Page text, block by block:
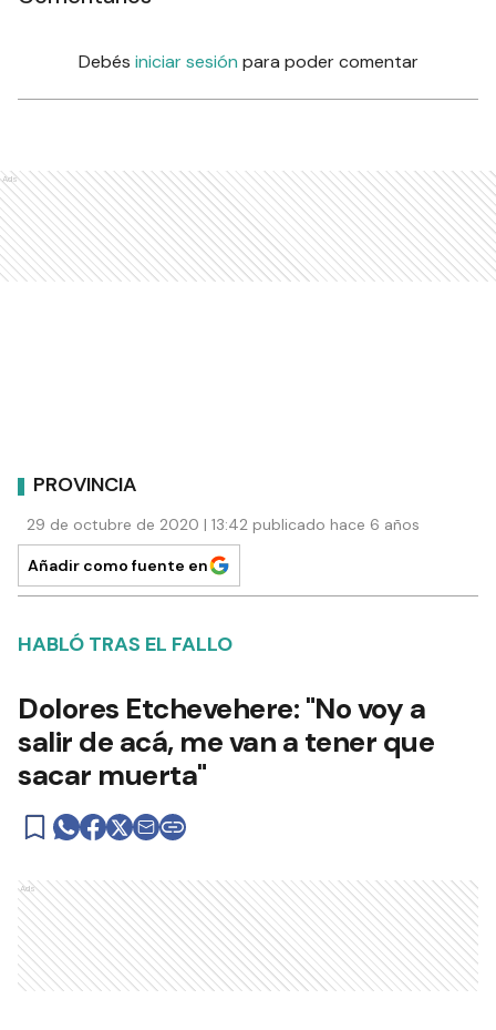
Debés iniciar sesión para poder comentar
Ads
PROVINCIA
29 de octubre de 2020 | 13:42 publicado hace 6 años
Añadir como fuente en
HABLÓ TRAS EL FALLO
Dolores Etchevehere: "No voy a
salir de acá, me van a tener que
sacar muerta"
Ads